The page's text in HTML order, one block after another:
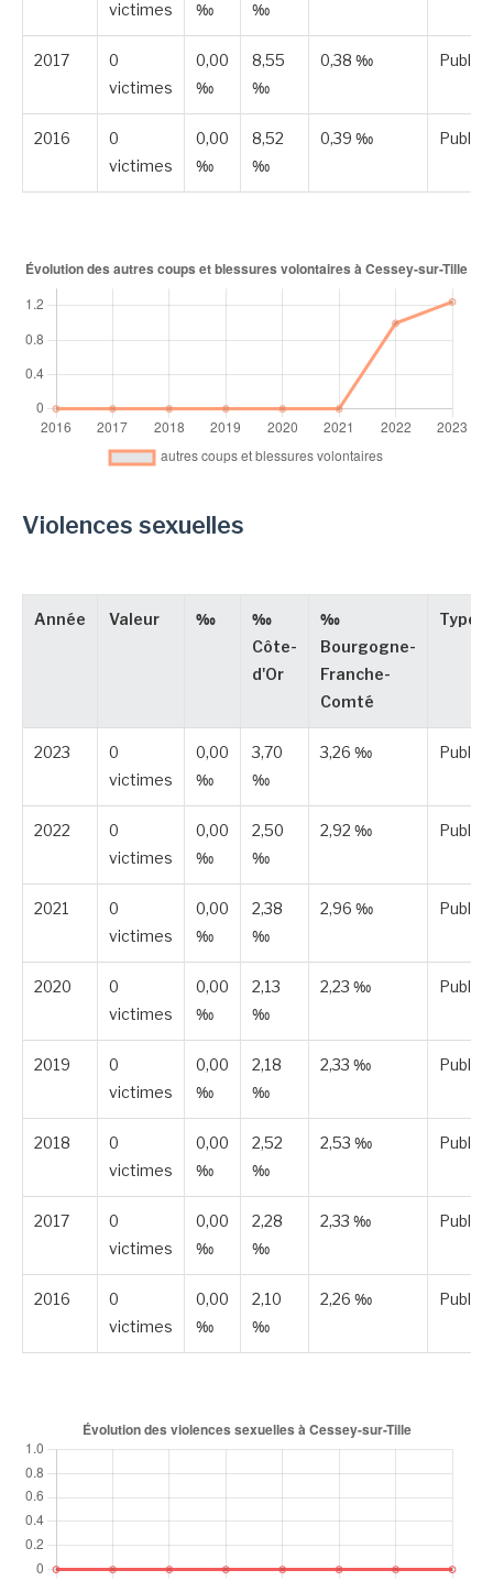
victimes
‰
‰
2017
0
victimes
0,00
‰
8,55
‰
0,38 ‰ Publiée
2016
0
victimes
0,00
‰
8,52
‰
0,39 ‰ Publiée
Violences sexuelles
Année Valeur ‰
‰
Côte-
d'Or
‰
Bourgogne-
Franche-
Comté
Type
2023
0
victimes
0,00
‰
3,70
‰
3,26 ‰ Publiée
2022
0
victimes
0,00
‰
2,50
‰
2,92 ‰ Publiée
2021
0
victimes
0,00
‰
2,38
‰
2,96 ‰ Publiée
2020
0
victimes
0,00
‰
2,13
‰
2,23 ‰ Publiée
2019
0
victimes
0,00
‰
2,18
‰
2,33 ‰ Publiée
2018
0
victimes
0,00
‰
2,52
‰
2,53 ‰ Publiée
2017
0
victimes
0,00
‰
2,28
‰
2,33 ‰ Publiée
2016
0
victimes
0,00
‰
2,10
‰
2,26 ‰ Publiée